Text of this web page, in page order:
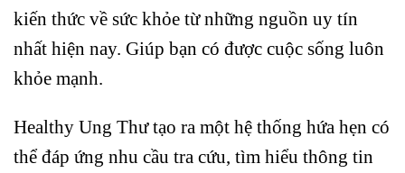
kiến thức về sức khỏe từ những nguồn uy tín
nhất hiện nay. Giúp bạn có được cuộc sống luôn
khỏe mạnh.
Healthy Ung Thư tạo ra một hệ thống hứa hẹn có
thể đáp ứng nhu cầu tra cứu, tìm hiểu thông tin